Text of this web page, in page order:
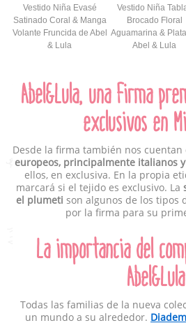
Vestido Niña Evasé
Satinado Coral & Manga
Volante Fruncida de Abel
& Lula
Vestido Niña
Brocado Floral
Aguamarina &
Abel & Lula
Abel&Lula, una firma
exclusivos en
Desde la firma también nos
europeos, principalmente italianos
ellos, en exclusiva. En la propia
marcará si el tejido es exclusivo. La
el plumeti son algunos de los tipos
por la firma para su
La importancia del
Abel&Lula
Todas las familias de la nueva
un mundo a su alrededor.